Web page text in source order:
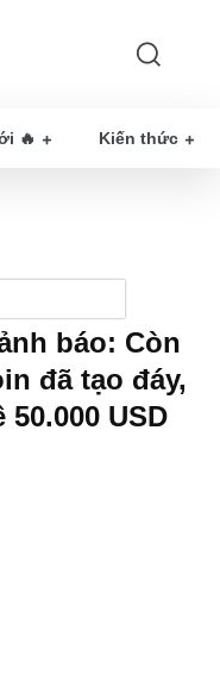
🔥 Kiến thức
báo: Còn
đã tạo đáy,
USD